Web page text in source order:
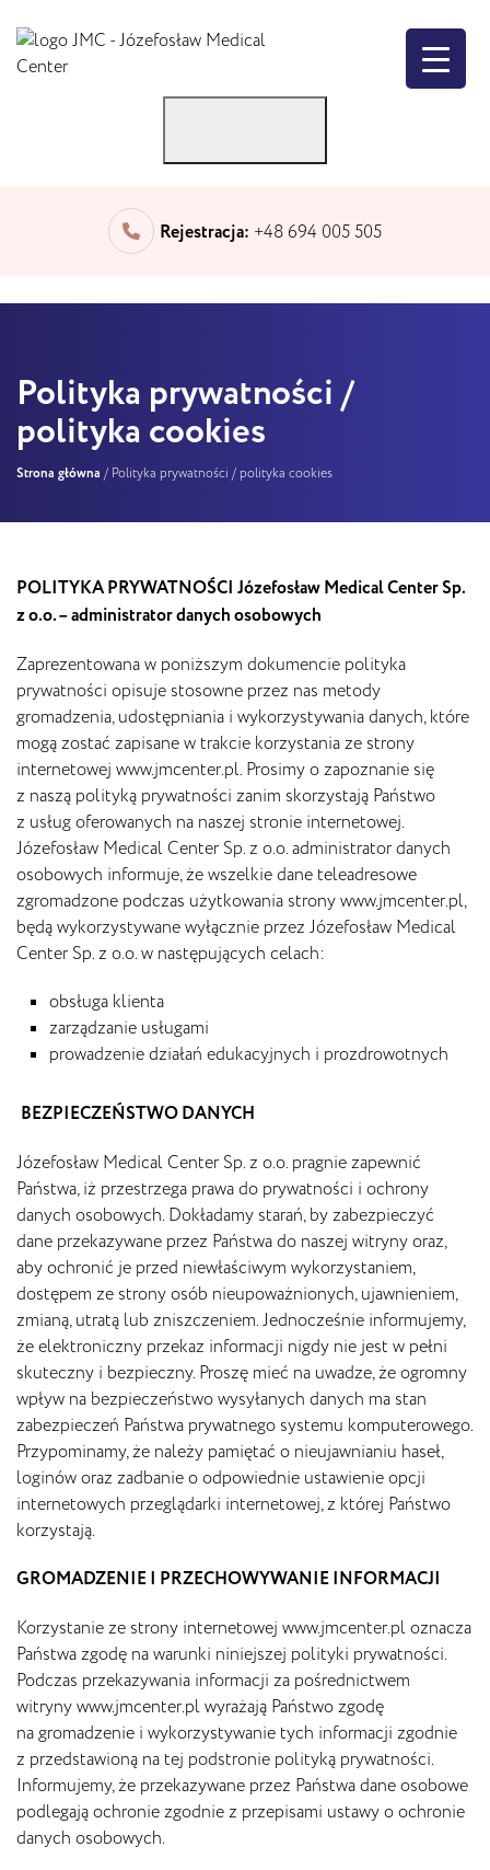
-
Józefosław
Center
Rejestracja: +48 694 005 505
Polityka prywatności /
polityka cookies
Strona główna / Polityka prywatności / polityka cookies
POLITYKA PRYWATNOŚCI Józefosław Medical Center Sp.
z o.o. – administrator danych osobowych
Zaprezentowana w poniższym dokumencie polityka
prywatności opisuje stosowne przez nas metody
gromadzenia, udostępniania i wykorzystywania danych, które
mogą zostać zapisane w trakcie korzystania ze strony
internetowej www.jmcenter.pl. Prosimy o zapoznanie się
z naszą polityką prywatności zanim skorzystają Państwo
z usług oferowanych na naszej stronie internetowej.
Józefosław Medical Center Sp. z o.o. administrator danych
osobowych informuje, że wszelkie dane teleadresowe
zgromadzone podczas użytkowania strony www.jmcenter.pl,
będą wykorzystywane wyłącznie przez Józefosław Medical
Center Sp. z o.o. w następujących celach:
obsługa klienta
zarządzanie usługami
prowadzenie działań edukacyjnych i prozdrowotnych
BEZPIECZEŃSTWO DANYCH
Józefosław Medical Center Sp. z o.o. pragnie zapewnić
Państwa, iż przestrzega prawa do prywatności i ochrony
danych osobowych. Dokładamy starań, by zabezpieczyć
dane przekazywane przez Państwa do naszej witryny oraz,
aby ochronić je przed niewłaściwym wykorzystaniem,
dostępem ze strony osób nieupoważnionych, ujawnieniem,
zmianą, utratą lub zniszczeniem. Jednocześnie informujemy,
że elektroniczny przekaz informacji nigdy nie jest w pełni
skuteczny i bezpieczny. Proszę mieć na uwadze, że ogromny
wpływ na bezpieczeństwo wysyłanych danych ma stan
zabezpieczeń Państwa prywatnego systemu komputerowego.
Przypominamy, że należy pamiętać o nieujawnianiu haseł,
loginów oraz zadbanie o odpowiednie ustawienie opcji
internetowych przeglądarki internetowej, z której Państwo
korzystają.
GROMADZENIE I PRZECHOWYWANIE INFORMACJI
Korzystanie ze strony internetowej www.jmcenter.pl oznacza
Państwa zgodę na warunki niniejszej polityki prywatności.
Podczas przekazywania informacji za pośrednictwem
witryny www.jmcenter.pl wyrażają Państwo zgodę
na gromadzenie i wykorzystywanie tych informacji zgodnie
z przedstawioną na tej podstronie polityką prywatności.
Informujemy, że przekazywane przez Państwa dane osobowe
podlegają ochronie zgodnie z przepisami ustawy o ochronie
danych osobowych.